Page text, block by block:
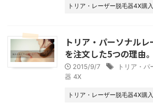
トリア・レーザー脱毛器4X購入
トリア・パーソナル
を注文した5つの理由。
2015/9/7
トリア・
器 4X
トリア・レーザー脱毛器4X購入